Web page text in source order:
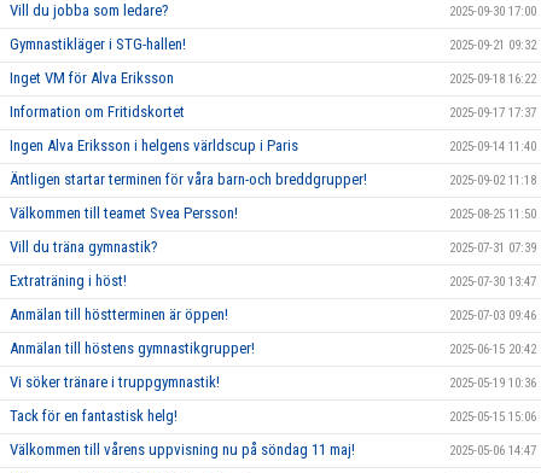
Vill du jobba som ledare? 2025-09-30 17:00
Gymnastikläger i STG-hallen! 2025-09-21 09:32
Inget VM för Alva Eriksson 2025-09-18 16:22
Information om Fritidskortet 2025-09-17 17:37
Ingen Alva Eriksson i helgens världscup i Paris 2025-09-14 11:40
Äntligen startar terminen för våra barn-och breddgrupper! 2025-09-02 11:18
Välkommen till teamet Svea Persson! 2025-08-25 11:50
Vill du träna gymnastik? 2025-07-31 07:39
Extraträning i höst! 2025-07-30 13:47
Anmälan till höstterminen är öppen! 2025-07-03 09:46
Anmälan till höstens gymnastikgrupper! 2025-06-15 20:42
Vi söker tränare i truppgymnastik! 2025-05-19 10:36
Tack för en fantastisk helg! 2025-05-15 15:06
Välkommen till vårens uppvisning nu på söndag 11 maj! 2025-05-06 14:47